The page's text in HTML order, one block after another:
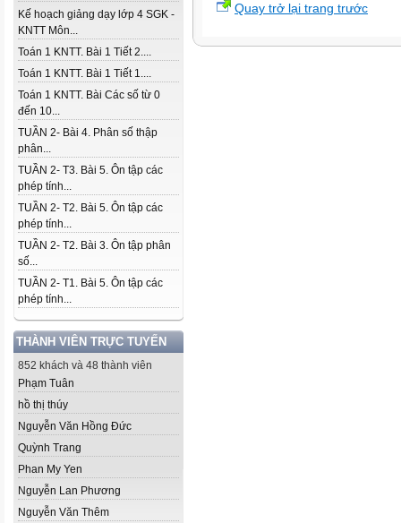
Kế hoạch giảng dạy lớp 4 SGK -
KNTT Môn...
Toán 1 KNTT. Bài 1 Tiết 2....
Toán 1 KNTT. Bài 1 Tiết 1....
Toán 1 KNTT. Bài Các số từ 0
đến 10...
TUẦN 2- Bài 4. Phân số thập
phân...
TUẦN 2- T3. Bài 5. Ôn tập các
phép tính...
TUẦN 2- T2. Bài 5. Ôn tập các
phép tính...
TUẦN 2- T2. Bài 3. Ôn tập phân
số...
TUẦN 2- T1. Bài 5. Ôn tập các
phép tính...
THÀNH VIÊN TRỰC TUYẾN
852 khách và 48 thành viên
Phạm Tuân
hồ thị thúy
Nguyễn Văn Hồng Đức
Quỳnh Trang
Phan My Yen
Nguyễn Lan Phương
Nguyễn Văn Thêm
Quay trở lại trang trước